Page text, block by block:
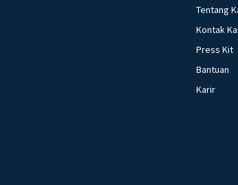
Tentang
Kontak
Press Kit
Bantuan
Karir